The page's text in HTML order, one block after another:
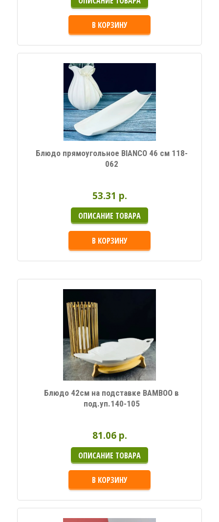
В КОРЗИНУ
Блюдо прямоугольное BIANCO 46 см 118-
062
53.31 p.
ОПИСАНИЕ ТОВАРА
В КОРЗИНУ
Блюдо 42см на подставке BAMBOO в
под.уп.140-105
81.06 p.
ОПИСАНИЕ ТОВАРА
В КОРЗИНУ